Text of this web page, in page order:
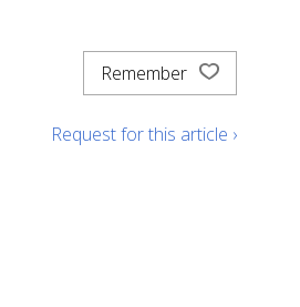
Remember
Request for this article ›